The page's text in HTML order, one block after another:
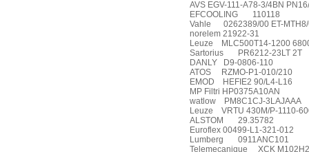
AVS EGV-111-A78-3/4BN
EFCOOLING
110118
Vahle
0262389/00 ET-
norelem 21922-31
Leuze
MLC500T14-1200
Sartorius
PR6212-23LT 2T
DANLY
D9-0806-110
ATOS
RZMO-P1-010/210
EMOD
HEFIE2 90/L4-L16
MP Filtri HP0375A10AN
watlow
PM8C1CJ-3LAJAAA
Leuze
VRTU 430M/P-1110-
ALSTOM
29.35782
Euroflex 00499-L1-321-012
Lumberg
0911ANC101
Telemecanique
XCK